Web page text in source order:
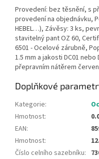
Provedení: bez těsnění, s
provedení na objednávku,
HEBEL…), Závěsy: 3 ks,
stavitelný pant OZ 60,
6501 - Ocelové zárubně,
1.5 mm a jakosti DC01
přepravním nátěrem
Doplňkové
Kategorie:
Hmotnost:
EAN:
Hmotnost:
Číslo celního sazebníku: